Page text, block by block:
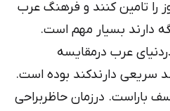
را تامین کنند و فرهنگ عرب
دارند بسیار مهم است.
عرب درمقایسه
سریعی دارندکند بوده است.
باراست. درزمان حاظربراحی